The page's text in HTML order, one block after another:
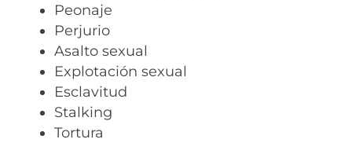
Peonaje
Perjurio
Asalto sexual
Explotación sexual
Esclavitud
Stalking
Tortura